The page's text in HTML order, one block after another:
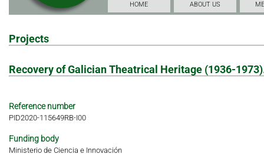
HOME ABOUT US
Projects
Recovery of Galician Theatrical Heritage (1936-
Reference number
PID2020-115649RB-I00
Funding body
Ministerio de Ciencia e Innovación